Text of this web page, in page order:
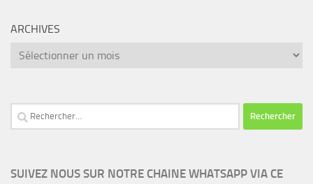
ARCHIVES
Archives
Rechercher :
SUIVEZ NOUS SUR NOTRE CHAINE WHATSAPP VIA CE